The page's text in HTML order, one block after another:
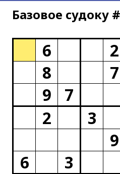
Базовое cудоку
6 2
8
7
9
7
2
3
9
6
3